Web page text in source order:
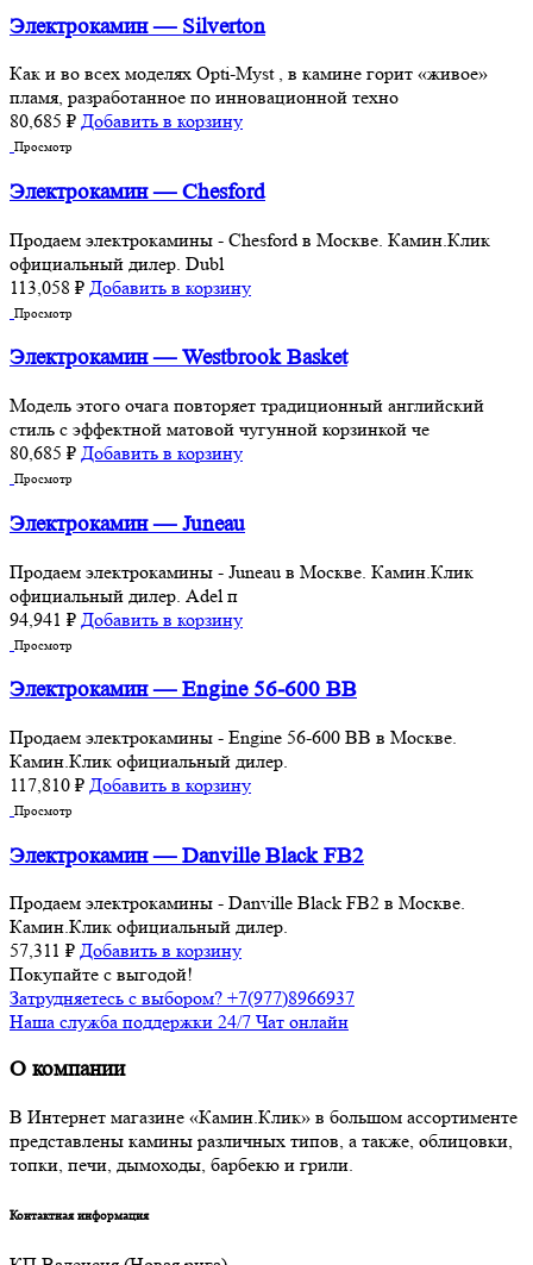
Электрокамин — Silverton
Как и во всех моделях Opti-Myst , в камине горит «живое»
пламя, разработанное по инновационной техно
80,685 ₽ Добавить в корзину
Просмотр
Электрокамин — Chesford
Продаем электрокамины - Chesford в Москве. Камин.Клик
официальный дилер. Dubl
113,058 ₽ Добавить в корзину
Просмотр
Электрокамин — Westbrook Basket
Модель этого очага повторяет традиционный английский
стиль с эффектной матовой чугунной корзинкой че
80,685 ₽ Добавить в корзину
Просмотр
Электрокамин — Juneau
Продаем электрокамины - Juneau в Москве. Камин.Клик
официальный дилер. Adel п
94,941 ₽ Добавить в корзину
Просмотр
Электрокамин — Engine 56-600 BB
Продаем электрокамины - Engine 56-600 BB в Москве.
Камин.Клик официальный дилер.
117,810 ₽ Добавить в корзину
Просмотр
Электрокамин — Danville Black FB2
Продаем электрокамины - Danville Black FB2 в Москве.
Камин.Клик официальный дилер.
57,311 ₽ Добавить в корзину
Покупайте с выгодой!
Затрудняетесь с выбором? +7(977)8966937
Наша служба поддержки 24/7 Чат онлайн
О компании
В Интернет магазине «Камин.Клик» в большом ассортименте
представлены камины различных типов, а также, облицовки,
топки, печи, дымоходы, барбекю и грили.
Контактная информация